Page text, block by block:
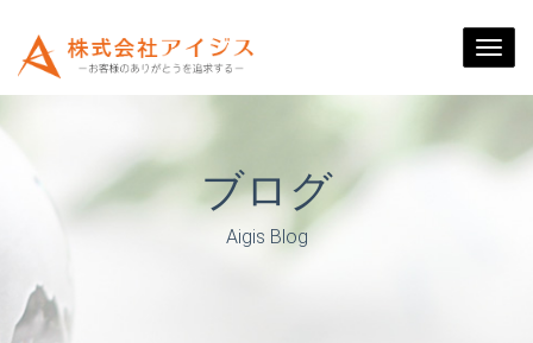
ブログ
Aigis Blog